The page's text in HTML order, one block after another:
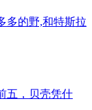
多的野,和特斯拉
五，贝壳凭什